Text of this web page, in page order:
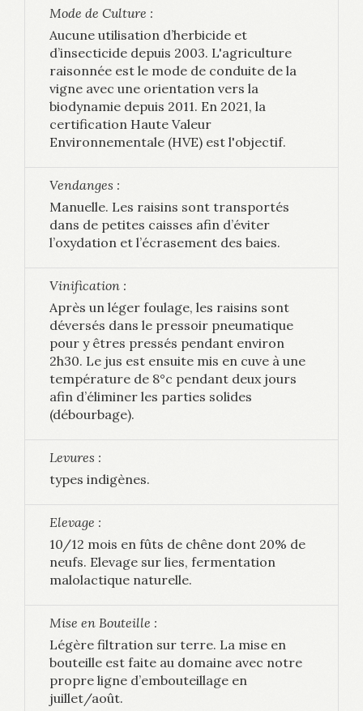
Mode de Culture :
Aucune utilisation d’herbicide et
d’insecticide depuis 2003. L'agriculture
raisonnée est le mode de conduite de la
vigne avec une orientation vers la
biodynamie depuis 2011. En 2021, la
certification Haute Valeur
Environnementale (HVE) est l'objectif.
Vendanges :
Manuelle. Les raisins sont transportés
dans de petites caisses afin d’éviter
l’oxydation et l’écrasement des baies.
Vinification :
Après un léger foulage, les raisins sont
déversés dans le pressoir pneumatique
pour y êtres pressés pendant environ
2h30. Le jus est ensuite mis en cuve à une
température de 8°c pendant deux jours
afin d’éliminer les parties solides
(débourbage).
Levures :
types indigènes.
Elevage :
10/12 mois en fûts de chêne dont 20% de
neufs. Elevage sur lies, fermentation
malolactique naturelle.
Mise en Bouteille :
Légère filtration sur terre. La mise en
bouteille est faite au domaine avec notre
propre ligne d’embouteillage en
juillet/août.